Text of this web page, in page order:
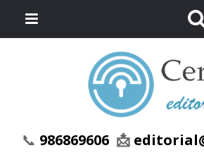
📞 986869606 📩
Menú